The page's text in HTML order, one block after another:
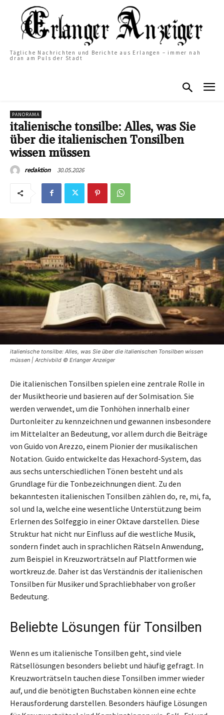
Tägliche Nachrichten und Berichte aus Erlangen – immer nah
dran am Puls der Stadt
PANORAMA
italienische tonsilbe: Alles, was Sie
über die italienischen Tonsilben
wissen müssen
redaktion 30.05.2026
italienische tonsilbe: Alles, was Sie über die italienischen Tonsilben wissen
müssen | Archivbild © Erlanger Anzeiger
Die italienischen Tonsilben spielen eine zentrale Rolle in
der Musiktheorie und basieren auf der Solmisation. Sie
werden verwendet, um die Tonhöhen innerhalb einer
Durtonleiter zu kennzeichnen und gewannen insbesondere
im Mittelalter an Bedeutung, vor allem durch die Beiträge
von Guido von Arezzo, einem Pionier der musikalischen
Notation. Guido entwickelte das Hexachord-System, das
aus sechs unterschiedlichen Tönen besteht und als
Grundlage für die Tonbezeichnungen dient. Zu den
bekanntesten italienischen Tonsilben zählen do, re, mi, fa,
sol und la, welche eine wesentliche Unterstützung beim
Erlernen des Solfeggio in einer Oktave darstellen. Diese
Struktur hat nicht nur Einfluss auf die westliche Musik,
sondern findet auch in sprachlichen Rätseln Anwendung,
zum Beispiel in Kreuzworträtseln auf Plattformen wie
wortkreuz.de. Daher ist das Verständnis der italienischen
Tonsilben für Musiker und Sprachliebhaber von großer
Bedeutung.
Beliebte Lösungen für Tonsilben
Wenn es um italienische Tonsilben geht, sind viele
Rätsellösungen besonders beliebt und häufig gefragt. In
Kreuzworträtseln tauchen diese Tonsilben immer wieder
auf, und die benötigten Buchstaben können eine echte
Herausforderung darstellen. Besonders häufige Lösungen